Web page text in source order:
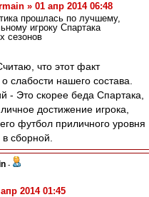
» 01 апр 2014 06:48
прошлась по лучшему,
игроку Спартака
сезонов
что этот факт
слабости нашего состава.
- Это скорее беда Спартака,
достижение игрока,
футбол приличного уровня
сборной.
-
2014 01:45